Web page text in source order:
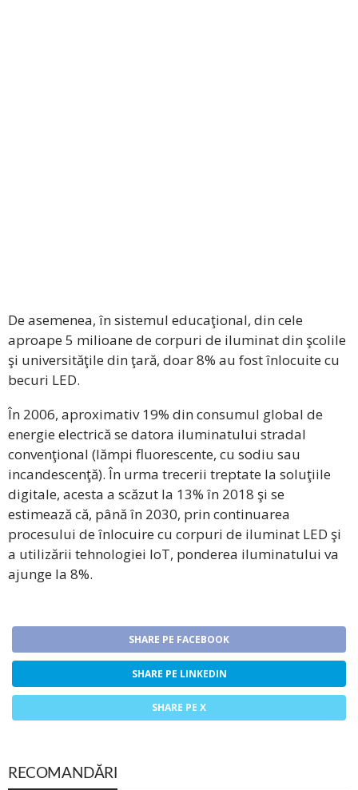
De asemenea, în sistemul educaţional, din cele
aproape 5 milioane de corpuri de iluminat din şcolile
şi universităţile din ţară, doar 8% au fost înlocuite cu
becuri LED.
În 2006, aproximativ 19% din consumul global de
energie electrică se datora iluminatului stradal
convenţional (lămpi fluorescente, cu sodiu sau
incandescenţă). În urma trecerii treptate la soluţiile
digitale, acesta a scăzut la 13% în 2018 şi se
estimează că, până în 2030, prin continuarea
procesului de înlocuire cu corpuri de iluminat LED şi
a utilizării tehnologiei IoT, ponderea iluminatului va
ajunge la 8%.
SHARE PE FACEBOOK
SHARE PE LINKEDIN
SHARE PE X
RECOMANDĂRI